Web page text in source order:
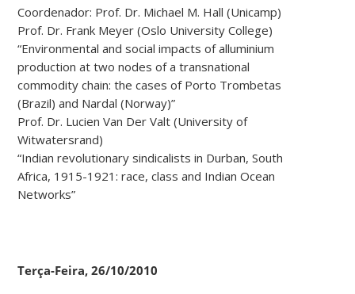
Coordenador: Prof. Dr. Michael M. Hall (Unicamp)
Prof. Dr. Frank Meyer (Oslo University College)
“Environmental and social impacts of alluminium
production at two nodes of a transnational
commodity chain: the cases of Porto Trombetas
(Brazil) and Nardal (Norway)”
Prof. Dr. Lucien Van Der Valt (University of
Witwatersrand)
“Indian revolutionary sindicalists in Durban, South
Africa, 1915-1921: race, class and Indian Ocean
Networks”
Terça-Feira, 26/10/2010